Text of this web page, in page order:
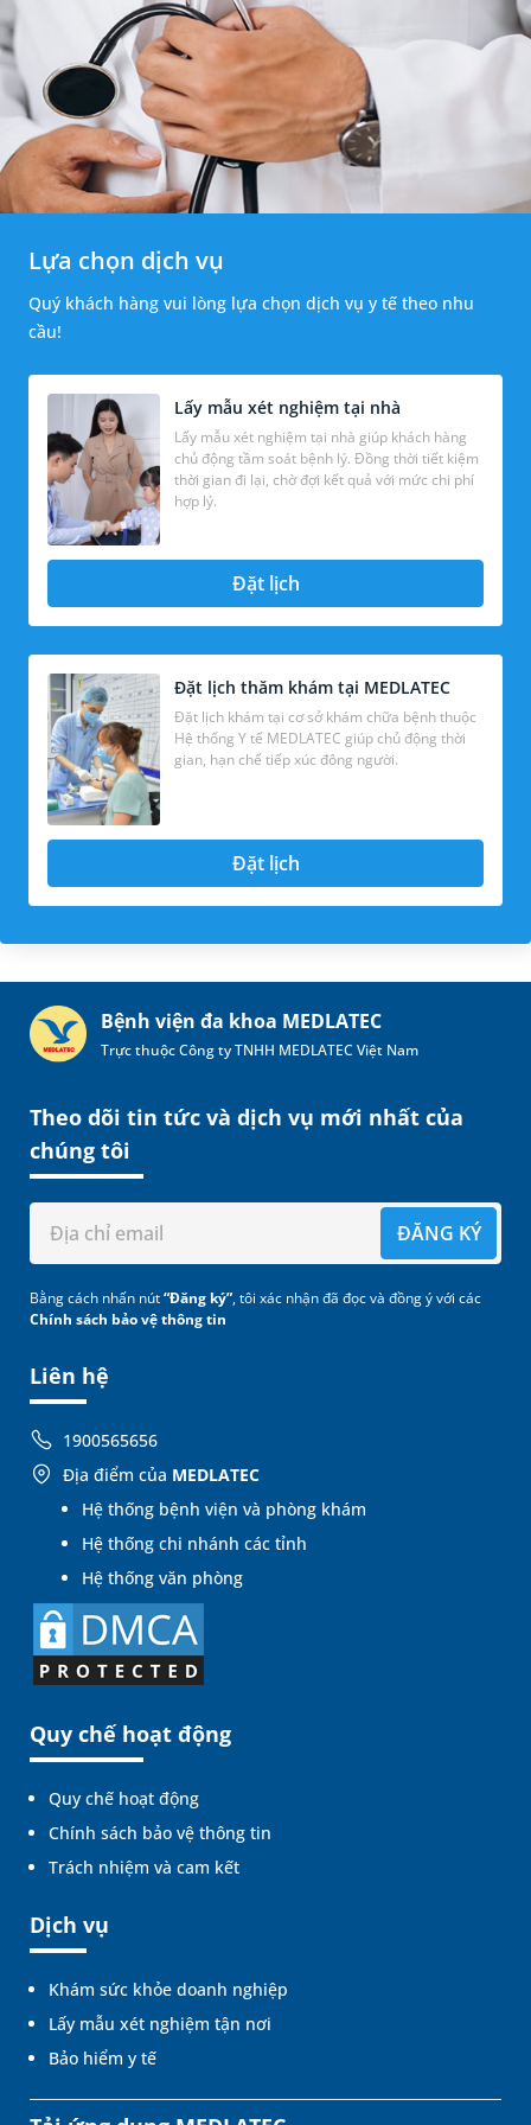
Lựa chọn dịch vụ
Quý khách hàng vui lòng lựa chọn dịch vụ y tế theo nhu
cầu!
Lấy mẫu xét nghiệm tại nhà
Lấy mẫu xét nghiệm tại nhà giúp khách hàng
chủ động tầm soát bệnh lý. Đồng thời tiết kiệm
thời gian đi lại, chờ đợi kết quả với mức chi phí
hợp lý.
Đặt lịch
Đặt lịch thăm khám tại MEDLATEC
Đặt lịch khám tại cơ sở khám chữa bệnh thuộc
Hệ thống Y tế MEDLATEC giúp chủ động thời
gian, hạn chế tiếp xúc đông người.
Đặt lịch
Bệnh viện đa khoa MEDLATEC
Trực thuộc Công ty TNHH MEDLATEC Việt Nam
Liên hệ
1900565656
Địa điểm của MEDLATEC
Hệ thống bệnh viện và phòng khám
Hệ thống chi nhánh các tỉnh
Hệ thống văn phòng
Quy chế hoạt động
Quy chế hoạt động
Chính sách bảo vệ thông tin
Trách nhiệm và cam kết
Dịch vụ
Khám sức khỏe doanh nghiệp
Lấy mẫu xét nghiệm tận nơi
Bảo hiểm y tế
Theo dõi tin tức và dịch vụ mới nhất của
chúng tôi
ĐĂNG KÝ
Bằng cách nhấn nút“Đăng ký”, tôi xác nhận đã đọc và đồng ý với các
Chính sách bảo vệ thông tin